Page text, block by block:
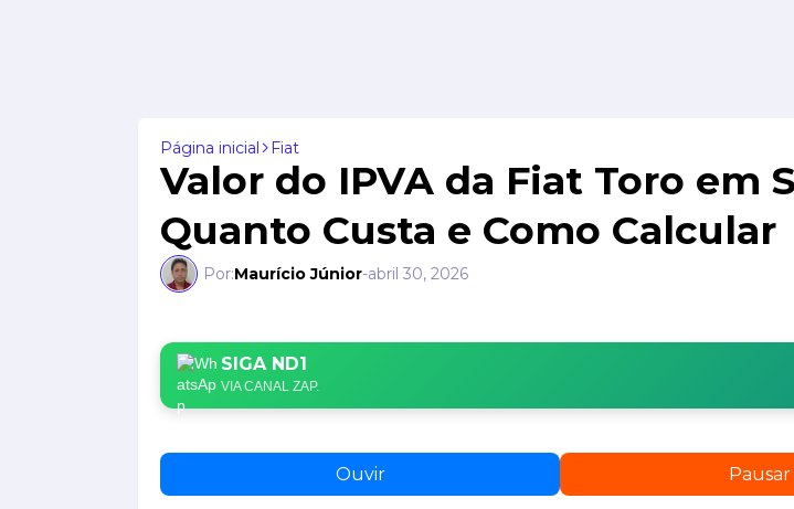
Página inicial Fiat
Valor do IPVA da Fiat Toro em
Quanto Custa e Como Calcular
Por:Maurício Júnior-abril 30, 2026
SIGA ND1
VIA CANAL ZAP.
Ouvir Pausar